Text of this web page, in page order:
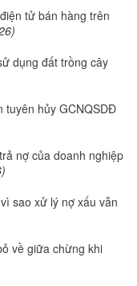
tử bán hàng trên
dụng đất trồng cây
tuyên hủy GCNQSDĐ
nợ của doanh nghiệp
sao xử lý nợ xấu vẫn
về giữa chừng khi